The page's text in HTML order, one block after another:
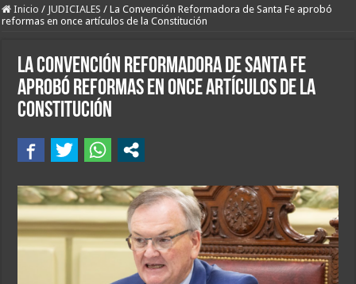
Inicio / JUDICIALES / La Convención Reformadora de Santa Fe aprobó
reformas en once artículos de la Constitución
La Convención Reformadora de Santa Fe
aprobó reformas en once artículos de la
Constitución